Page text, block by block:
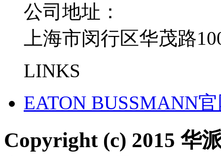
公司地址：
上海市闵行区华茂路
LINKS
EATON BUSSMANN
Copyright (c) 2015 华